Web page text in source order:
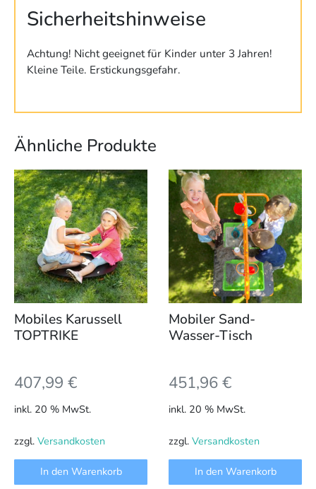
Sicherheitshinweise
Achtung! Nicht geeignet für Kinder unter 3 Jahren!
Kleine Teile. Erstickungsgefahr.
Ähnliche Produkte
Mobiles Karussell
TOPTRIKE
407,99 €
inkl. 20 % MwSt.
zzgl. Versandkosten
In den Warenkorb
Mobiler Sand-
Wasser-Tisch
451,96€
inkl. 20 % MwSt.
zzgl. Versandkosten
In den Warenkorb